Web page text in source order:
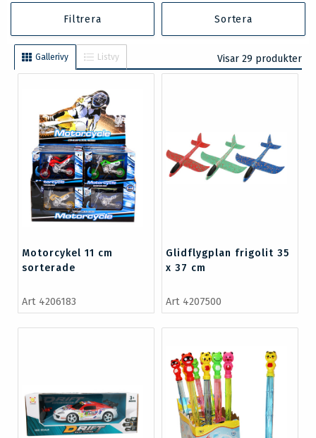
Filtrera Sortera
Gallerivy Listvy Visar 29 produkter
Motorcykel 11 cm
sorterade
Art 4206183
Glidflygplan frigolit 35
x 37 cm
Art 4207500